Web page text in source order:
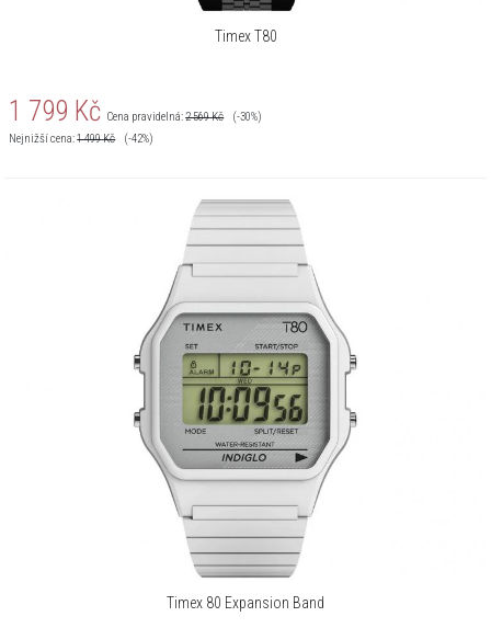
Timex T80
1 799 Kč Cena pravidelná:2 569Kč
(-30%)
Nejnižší cena:1 499Kč (-42%)
Timex 80 Expansion Band